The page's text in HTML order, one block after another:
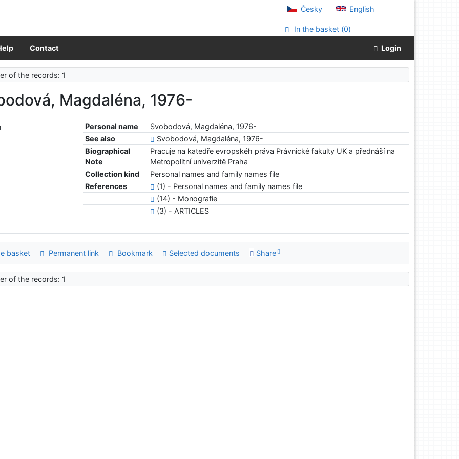
Česky English
In the basket (0)
Contact Login
of the records: 1
Magdaléna, 1976-
Personal name
Svobodová, Magdaléna, 1976-
See also
Svobodová, Magdaléna, 1976-
Biographical
Note
Pracuje na katedře evropskéh práva Právnické fakulty UK a přednáší na
Metropolitní univerzitě Praha
Collection kind
Personal names and family names file
References
(1) - Personal names and family names file
(14) - Monografie
(3) - ARTICLES
basket Permanent link Bookmark Selected documents Share
of the records: 1